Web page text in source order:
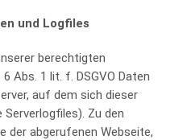
und Logfiles
berechtigten
Abs. 1 lit. f. DSGVO Daten
auf dem sich dieser
Zu den
der abgerufenen Webseite,